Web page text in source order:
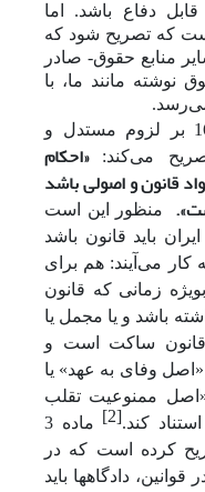
دفاع باشد. اما
که تصریح شود که
منابع حقوق- صادر
نوشته مانند ما، با
بر لزوم مستدل و
می‌کند:«احکام
قانون و اصولی باشد
منظور این است
باید قانون باشد
کار می‌آیند: هم برای
زمانی که قانون
باشد و یا مجمل یا
ساکت است و
وفای به عهد» یا
ممنوعیت تقلب
کند.[2]
ماده 3
کرده است که در
دادگاهها باید